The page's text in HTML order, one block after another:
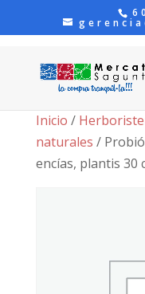
Inicio /
naturales /
encías, plantis 30